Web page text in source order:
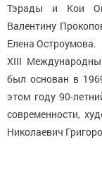
Тэрады и Кои
Валентину
Елена Остроумова.
XIII
был основан в
этом году 90-
современности,
Николаевич